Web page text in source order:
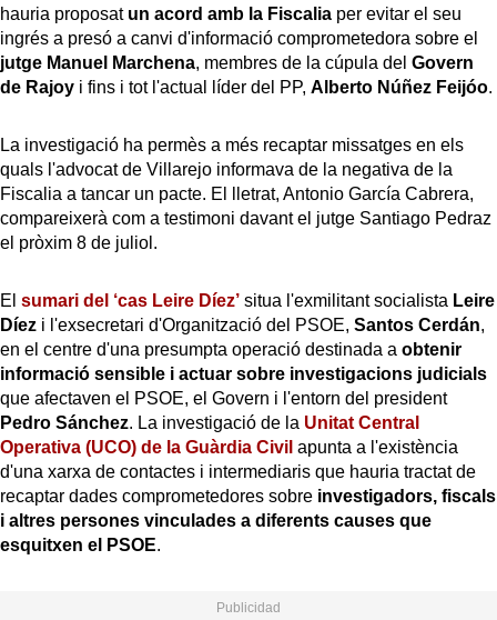
hauria proposat un acord amb la Fiscalia per evitar el seu
ingrés a presó a canvi d'informació comprometedora sobre el
jutge Manuel Marchena, membres de la cúpula del Govern
de Rajoy i fins i tot l'actual líder del PP, Alberto Núñez Feijóo.
La investigació ha permès a més recaptar missatges en els
quals l'advocat de Villarejo informava de la negativa de la
Fiscalia a tancar un pacte. El lletrat, Antonio García Cabrera,
compareixerà com a testimoni davant el jutge Santiago Pedraz
el pròxim 8 de juliol.
El sumari del ‘cas Leire Díez’ situa l'exmilitant socialista Leire
Díez i l'exsecretari d'Organització del PSOE, Santos Cerdán,
en el centre d'una presumpta operació destinada a obtenir
informació sensible i actuar sobre investigacions judicials
que afectaven el PSOE, el Govern i l'entorn del president
Pedro Sánchez. La investigació de la Unitat Central
Operativa (UCO) de la Guàrdia Civil apunta a l'existència
d'una xarxa de contactes i intermediaris que hauria tractat de
recaptar dades comprometedores sobre investigadors, fiscals
i altres persones vinculades a diferents causes que
esquitxen el PSOE.